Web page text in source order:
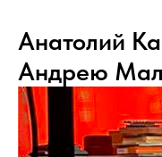
Анатолий
Андрею